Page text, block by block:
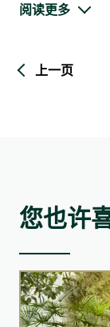
于实习生分
企业的共同成长。
旧废牛仔布升级
ESG导赏
阅读更多
上一页
您也许